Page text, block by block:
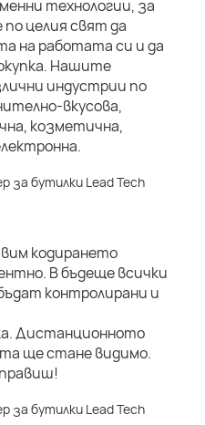
технологии, за
целия свят да
на работата си и да
Нашите
индустрии по
вкусова,
козметична,
кодирането
В бъдеще всички
контролирани и
Дистанционното
ще стане видимо.